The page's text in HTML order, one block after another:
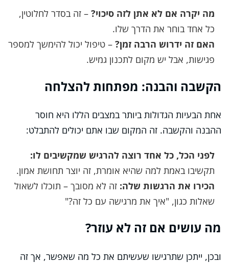
מה יקרה אם לא אתן לזה סיכוי? – זה בסדר לחלוטין,
כל אחד בוחר את הדרך שלו.
האם זה ידרוש הרבה זמן? – טיפול יכול להימשך למספר
פגישות, אבל יש מקום לתכנון גמיש.
הקשבה והבנה: מפתחות להצלחה
אחת הבעיות הגדולות ביותר במצבים הללו היא חוסר
ההבנה והקשבה. זה המקום שבו אתם יכולים להתבלט:
לפני הכל, כל אחד רוצה להרגיש שמקשיבים לו:
תקשיבו באמת למה שהיא אומרת, זה יוצר תחושת אמון.
הכירו את הרגשות שלה: זה לא מסובך – תוכלו לשאול
שאלות כגון, "איך את מרגישה עם כל זה?"
מה עושים אם זה לא עוזר?
ובכן, ייתכן שתרגישו שעשיתם את כל מה שאפשר, אך זה